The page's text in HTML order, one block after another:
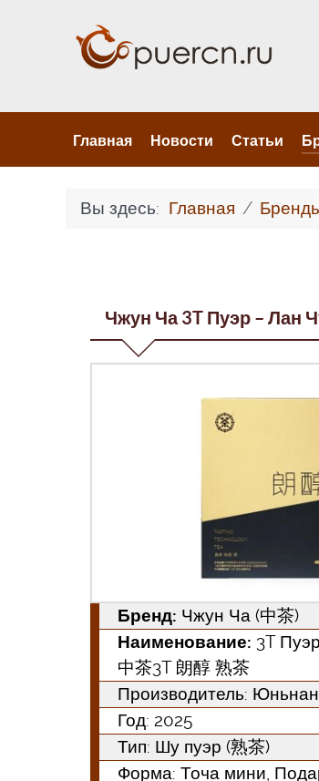
Главная Новости Статьи
Вы здесь: Главная
Чжун Ча 3T Пуэр – Лан
Бренд: Чжун Ча (中茶)
Наименование: 3T
中茶3T 朗醇 熟茶
Производитель:
Год: 2025
Тип: Шу пуэр (熟茶)
Форма: Точа мини,